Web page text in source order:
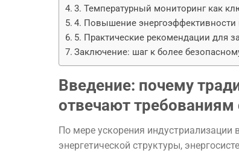
3. Температурный мониторинг как
4. Повышение энергоэффективности
5. Практические рекомендации для
Заключение: шаг к более
Введение: почему
отвечают
По мере ускорения
энергетической структуры,